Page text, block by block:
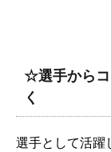
☆選手から
く
選手として活躍